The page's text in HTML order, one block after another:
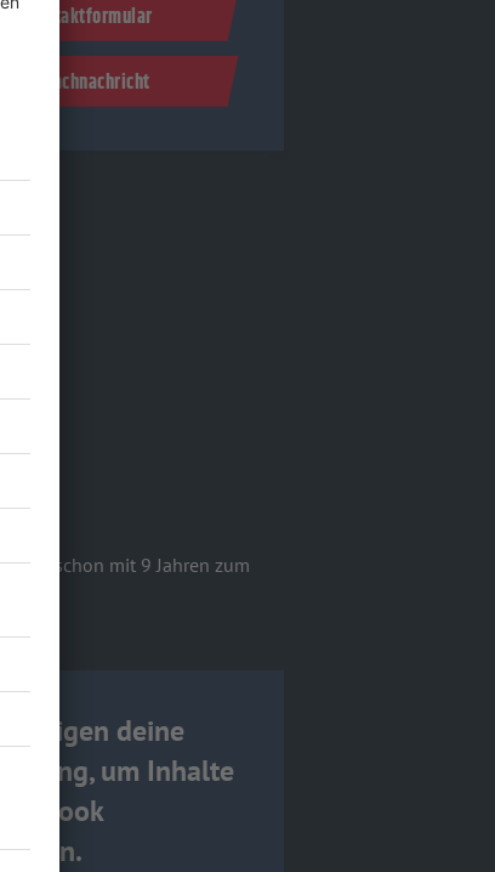
Kontaktformular
Sprachnachricht
schon mit 9 Jahren zum
deine
um Inhalte